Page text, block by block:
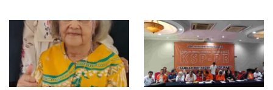
Tema: “Penguatan dan
Pengembangan Organisasi
KBI yang Berbasis Riset di
seluruh Indonesia dan
Mancanegara”.